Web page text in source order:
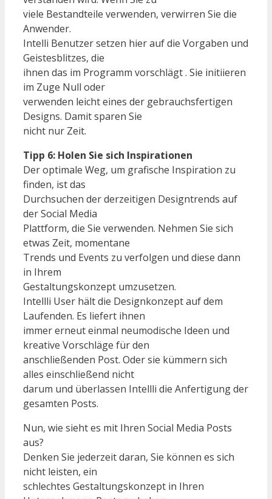
viele Bestandteile verwenden, verwirren Sie die
Anwender.
Intelli Benutzer setzen hier auf die Vorgaben und
Geistesblitzes, die
ihnen das im Programm vorschlägt . Sie initiieren
im Zuge Null oder
verwenden leicht eines der gebrauchsfertigen
Designs. Damit sparen Sie
nicht nur Zeit.
Tipp 6: Holen Sie sich Inspirationen
Der optimale Weg, um grafische Inspiration zu
finden, ist das
Durchsuchen der derzeitigen Designtrends auf
der Social Media
Plattform, die Sie verwenden. Nehmen Sie sich
etwas Zeit, momentane
Trends und Events zu verfolgen und diese dann
in Ihrem
Gestaltungskonzept umzusetzen.
Intellli User hält die Designkonzept auf dem
Laufenden. Es liefert ihnen
immer erneut einmal neumodische Ideen und
kreative Vorschläge für den
anschließenden Post. Oder sie kümmern sich
alles einschließend nicht
darum und überlassen Intellli die Anfertigung der
gesamten Posts.
Nun, wie sieht es mit Ihren Social Media Posts
aus?
Denken Sie jederzeit daran, Sie können es sich
nicht leisten, ein
schlechtes Gestaltungskonzept in Ihren